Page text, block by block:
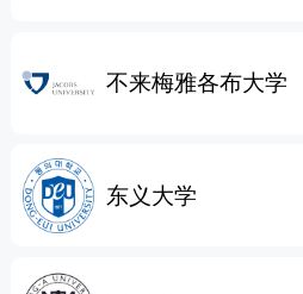
不来梅雅各布大学
东义大学